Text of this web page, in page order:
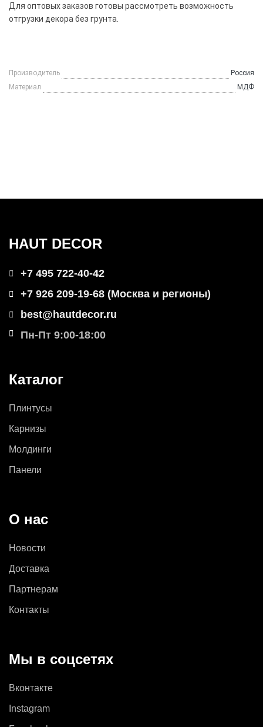
Для оптовых заказов готовы рассмотреть возможность
отгрузки декора без грунта.
Производитель
Россия
Материал
МДФ
HAUT DECOR
+7 495 722-40-42
+7 926 209-19-68 (Москва и регионы)
best@hautdecor.ru
Пн-Пт 9:00-18:00
Каталог
Плинтусы
Карнизы
Молдинги
Панели
О нас
Новости
Доставка
Партнерам
Контакты
Мы в соцсетях
Вконтакте
Instagram